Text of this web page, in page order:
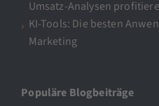
Umsatz-Analysen
KI-Tools: Die besten
Marketing
Populäre Blogbeiträge